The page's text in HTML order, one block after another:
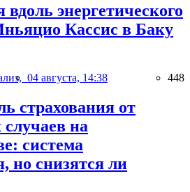
энергетического
Кассис в Баку
04 августа, 14:38 448
страхования от
на
система
но снизятся ли